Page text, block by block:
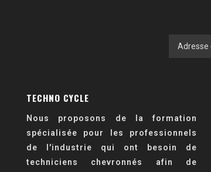
TECHNO CYCLE
Nous proposons de la formation
spécialisée pour les professionnels
de l'industrie qui ont besoin de
techniciens chevronnés afin de